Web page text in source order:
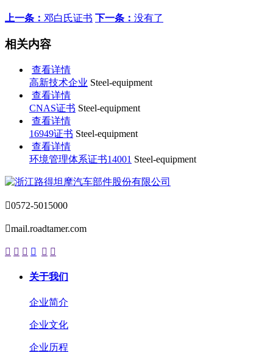
上一条： 邓白氏证书 下一条： 没有了
相关内容
查看详情
高新技术企业 Steel-equipment
查看详情
CNAS证书 Steel-equipment
查看详情
16949证书 Steel-equipment
查看详情
环境管理体系证书14001 Steel-equipment
0572-5015000
mail.roadtamer.com
     
关于我们
企业简介
企业文化
企业历程